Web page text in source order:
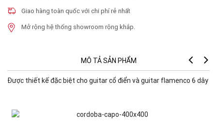
Giao hàng toàn quốc với chi phí rẻ nhất
Mở rộng hệ thống showroom rộng khắp.
MÔ TẢ SẢN PHẨM
Được thiết kế đặc biệt cho guitar cổ điển và guitar flamenco 6 dây